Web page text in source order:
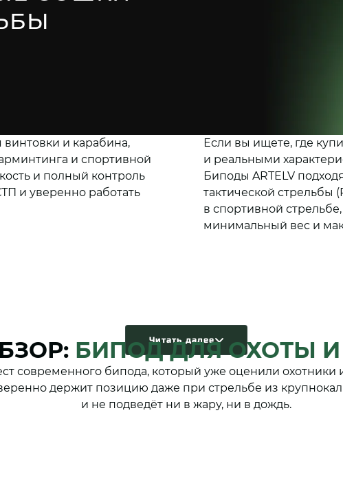
и карабина,
и спортивной
и полный контроль
и уверенно работать
Если вы ищете, где
и реальными
Биподы ARTELV
тактической стрельбы
в спортивной
минимальный вес и
БИПОД ДЛЯ ОХОТЫ
современного бипода, который уже оценили охотники
держит позицию даже при стрельбе из
и не подведёт ни в жару, ни в дождь.
Читать далее